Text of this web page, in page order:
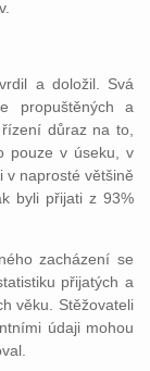
a doložil. Svá
propuštěných a
důraz na to,
pouze v úseku, v
v naprosté většině
byli přijati z 93%
zacházení se
přijatých a
věku. Stěžovateli
údaji mohou